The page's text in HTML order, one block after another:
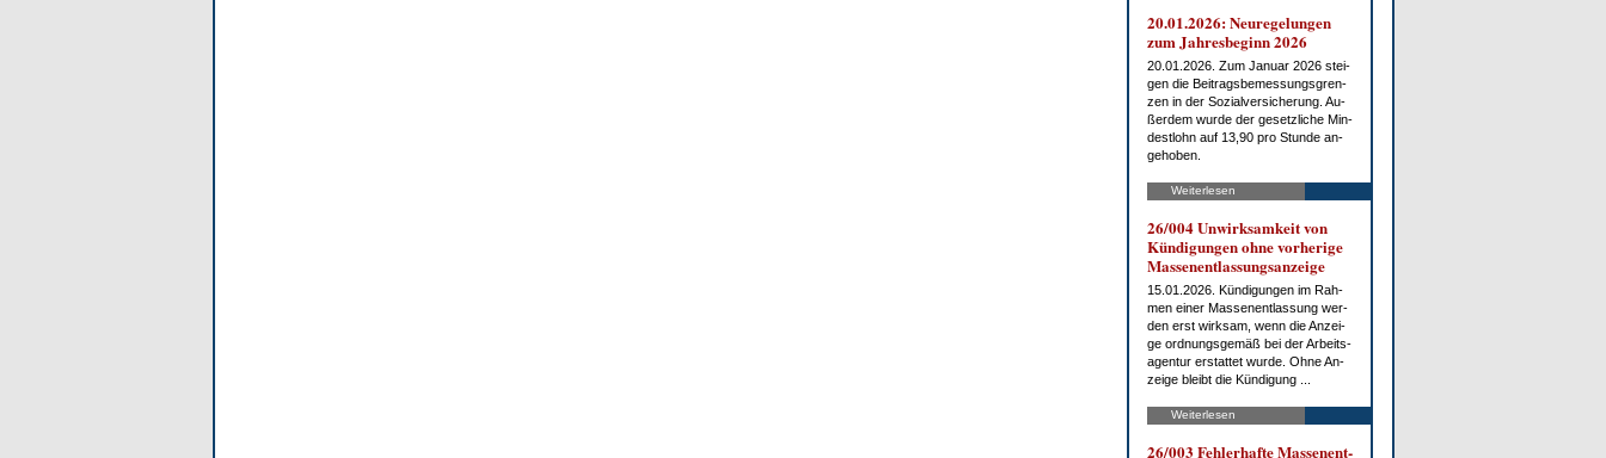
20.01.2026: Neu­re­ge­lun­gen
zum Jah­res­be­ginn 2026
20.01.2026. Zum Ja­nu­ar 2026 stei­
gen die Bei­trags­be­mes­sungs­gren­
zen in der So­zi­al­ver­si­che­rung. Au­
ßer­dem wur­de der ge­setz­li­che Min­
dest­lohn auf 13,90 pro St­un­de an­
ge­ho­ben.
Weiterlesen
26/004 Un­wirk­sam­keit von
Kün­di­gun­gen oh­ne vor­he­ri­ge
Mas­sen­ent­las­sungs­an­zei­ge
15.01.2026. Kün­di­gun­gen im Rah­
men ei­ner Mas­sen­ent­las­sung wer­
den erst wirk­sam, wenn die An­zei­
ge ord­nungs­ge­mäß bei der Ar­beits­
agen­tur er­stat­tet wur­de. Oh­ne An­
zei­ge bleibt die Kün­di­gung ...
Weiterlesen
26/003 Feh­ler­haf­te Mas­sen­ent­